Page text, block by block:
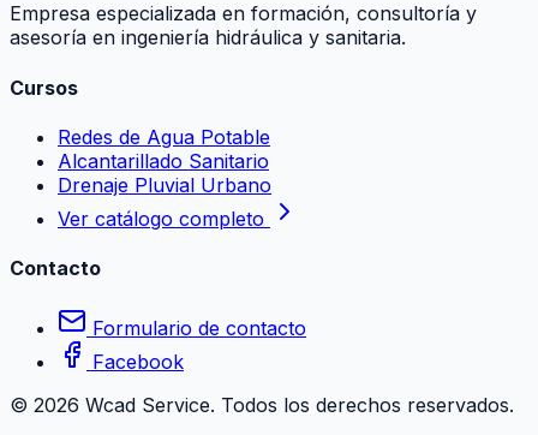
Empresa especializada en formación, consultoría y
asesoría en ingeniería hidráulica y sanitaria.
Cursos
Redes de Agua Potable
Alcantarillado Sanitario
Drenaje Pluvial Urbano
Ver catálogo completo
Contacto
Formulario de contacto
Facebook
© 2026 Wcad Service. Todos los derechos reservados.